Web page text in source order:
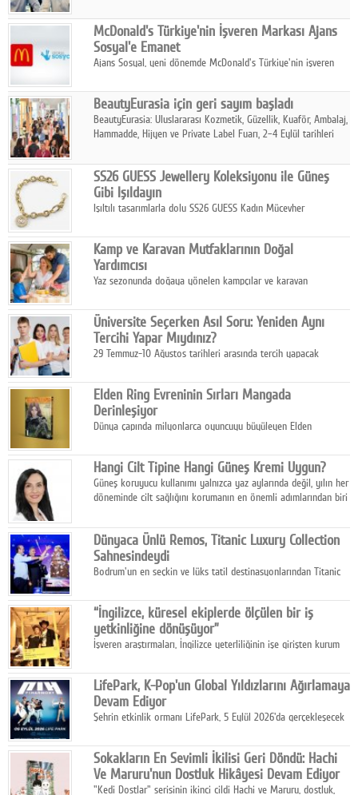
stratejisini uluslararası ölçeğe taşıyan satın alma hamlesini
tamamladı.
McDonald's Türkiye'nin İşveren Markası Ajans
Sosyal'e Emanet
Ajans Sosyal, yeni dönemde McDonald's Türkiye'nin işveren
BeautyEurasia için geri sayım başladı
BeautyEurasia: Uluslararası Kozmetik, Güzellik, Kuaför, Ambalaj,
Hammadde, Hijyen ve Private Label Fuarı, 2–4 Eylül tarihleri
SS26 GUESS Jewellery Koleksiyonu ile Güneş
Gibi Işıldayın
Işıltılı tasarımlarla dolu SS26 GUESS Kadın Mücevher
dokunuşunu taşıyor.
Kamp ve Karavan Mutfaklarının Doğal
Yardımcısı
Yaz sezonunda doğaya yönelen kampçılar ve karavan
temizlik sağlayan, çevreye duyarlı bitkisel içerikli ürünleri tercih
ediyor.
Üniversite Seçerken Asıl Soru: Yeniden Aynı
Tercihi Yapar Mıydınız?
29 Temmuz-10 Ağustos tarihleri arasında tercih yapacak
Elden Ring Evreninin Sırları Mangada
Derinleşiyor
Dünya çapında milyonlarca oyuncuyu büyüleyen Elden
aksiyonu ve karanlık fantastik atmosferi bir araya getirmeyi
sürdürüyor.
Hangi Cilt Tipine Hangi Güneş Kremi Uygun?
Güneş koruyucu kullanımı yalnızca yaz aylarında değil, yılın her
döneminde cilt sağlığını korumanın en önemli adımlarından biri
Dünyaca Ünlü Remos, Titanic Luxury Collection
Sahnesindeydi
Bodrum'un en seçkin ve lüks tatil destinasyonlarından Titanic
yaz etkinlikleri kapsamında uluslararası yıldızları ağırlamaya
devam ediyor
“İngilizce, küresel ekiplerde ölçülen bir iş
yetkinliğine dönüşüyor”
İşveren araştırmaları, İngilizce yeterliliğinin işe girişten kurum
gösteriyor.
LifePark, K-Pop'un Global Yıldızlarını Ağırlamaya
Devam Ediyor
Şehrin etkinlik ormanı LifePark, 5 Eylül 2026'da gerçekleşecek
haritasında önemli bir destinasyon haline getirmeye
hazırlanıyor.
Sokakların En Sevimli İkilisi Geri Döndü: Hachi
Ve Maruru'nun Dostluk Hikâyesi Devam Ediyor
"Kedi Dostlar" serisinin ikinci cildi Hachi ve Maruru, dostluk,